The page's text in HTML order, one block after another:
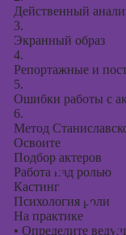
Действенный
3.
Экранный образ
4.
Репортажные и
5.
Ошибки работы с
6.
Метод
Освоите
Подбор актеров
Работа над ролью
Кастинг
Психология роли
На практике
• Определите